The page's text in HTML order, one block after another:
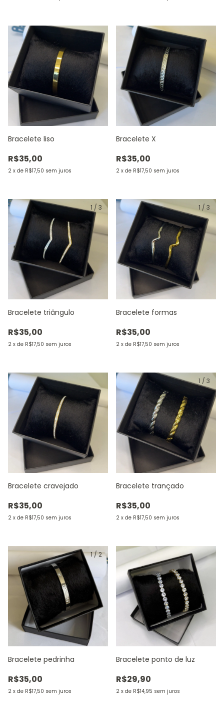
Bracelete liso
R$35,00
2 x de R$17,50 sem juros
Bracelete X
R$35,00
2 x de R$17,50 sem juros
1 / 3
Bracelete triângulo
R$35,00
2 x de R$17,50 sem juros
1 / 3
Bracelete formas
R$35,00
2 x de R$17,50 sem juros
Bracelete cravejado
R$35,00
2 x de R$17,50 sem juros
1 / 3
Bracelete trançado
R$35,00
2 x de R$17,50 sem juros
1/2
Bracelete pedrinha
R$35,00
2 x de R$17,50 sem juros
Bracelete ponto de luz
R$29,90
2 x de R$14,95 sem juros